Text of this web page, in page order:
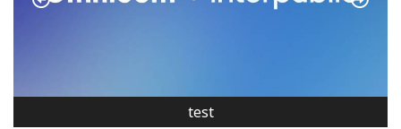
test
Previous Next